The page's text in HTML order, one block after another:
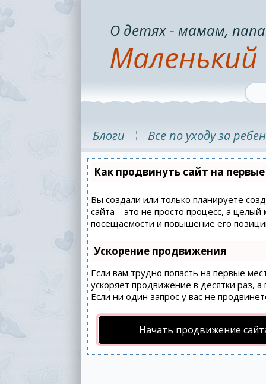
Маленький
О детях - мамам,
Блоги Все по уходу за
Как продвинуть сайт на
Вы создали или только планируете
сайта – это не просто процесс, а
посещаемости и повышение его
Ускорение продвижения
Если вам трудно попасть на первые
ускоряет продвижение в десятки раз,
Если ни один запрос у вас не
Начать продвижение